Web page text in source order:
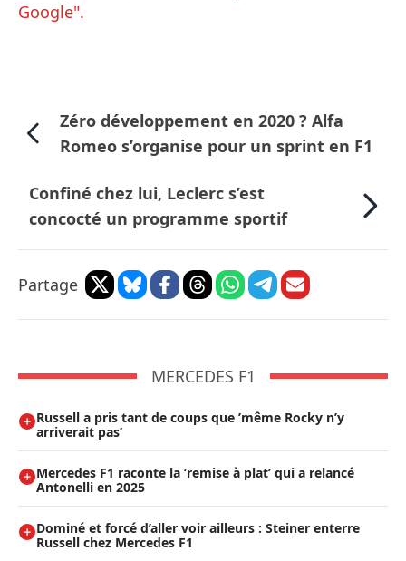
Google".
Zéro développement en 2020 ? Alfa
Romeo s’organise pour un sprint en F1
Confiné chez lui, Leclerc s’est
concocté un programme sportif
Partage
MERCEDES F1
Russell a pris tant de coups que ’même Rocky n’y
arriverait pas’
Mercedes F1 raconte la ’remise à plat’ qui a relancé
Antonelli en 2025
Dominé et forcé d’aller voir ailleurs : Steiner enterre
Russell chez Mercedes F1